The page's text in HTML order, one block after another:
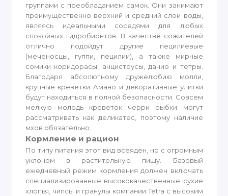
группами с преобладанием самок. Они занимают
преимущественно верхний и средний слои воды,
являясь идеальными соседями для любых
спокойных гидробионтов. В качестве сожителей
отлично подойдут другие пецилиевые
(меченосцы, гуппи, пецилии), а также мирные
сомики коридорасы, анциструсы, данио и тетры.
Благодаря абсолютному дружелюбию молли,
крупные креветки Амано и декоративные улитки
будут находиться в полной безопасности. Совсем
мелкую молодь креветок черри рыбки могут
рассматривать как деликатес, поэтому наличие
мхов обязательно.
Кормление и рацион
По типу питания этот вид всеяден, но с огромным
уклоном в растительную пищу. Базовый
ежедневный режим кормления должен включать
специализированные высококачественные сухие
хлопья, чипсы и гранулы компании Tetra с высоким